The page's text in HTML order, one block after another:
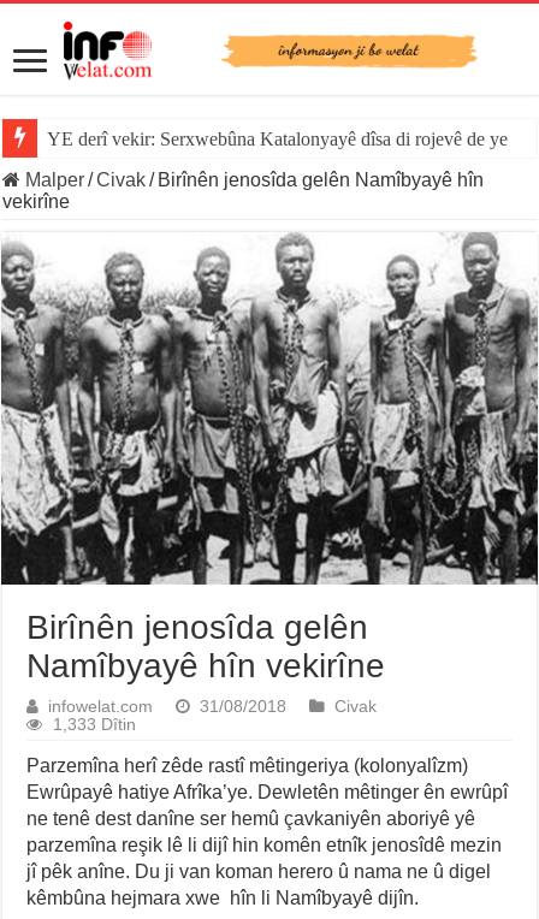
YE derî vekir: Serxwebûna Katalonyayê dîsa di rojevê de ye
Malper/Civak/ Birînên jenosîda gelên Namîbyayê hîn
vekirîne
Birînên jenosîda gelên
Namîbyayê hîn vekirîne
infowelat.com 31/08/2018
Civak
1,333 Dîtin
Parzemîna herî zêde rastî mêtingeriya (kolonyalîzm)
Ewrûpayê hatiye Afrîka’ye. Dewletên mêtinger ên ewrûpî
ne tenê dest danîne ser hemû çavkaniyên aboriyê yê
parzemîna reşik lê li dijî hin komên etnîk jenosîdê mezin
jî pêk anîne. Du ji van koman herero û nama ne û digel
kêmbûna hejmara xwe hîn li Namîbyayê dijîn.